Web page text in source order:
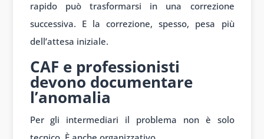
rapido può trasformarsi in una correzione
successiva. E la correzione, spesso, pesa più
dell’attesa iniziale.
CAF e professionisti
devono documentare
l’anomalia
Per gli intermediari il problema non è solo